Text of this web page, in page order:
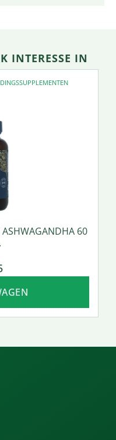
INTERESSE IN
ASHWAGANDHA 60